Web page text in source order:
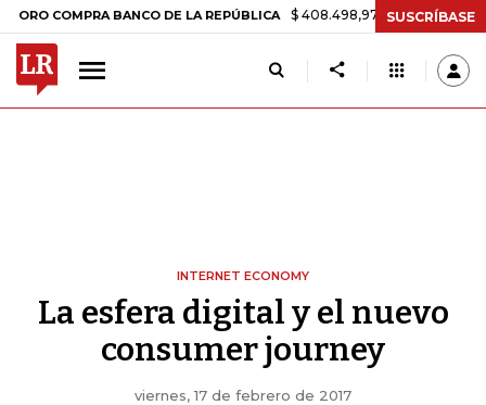
COMPRA BANCO DE LA REPÚBLICA $ 408.498,97 +$ 8.753,81 +2,19%
SUSCRÍBASE
INTERNET ECONOMY
La esfera digital y el nuevo
consumer journey
viernes, 17 de febrero de 2017